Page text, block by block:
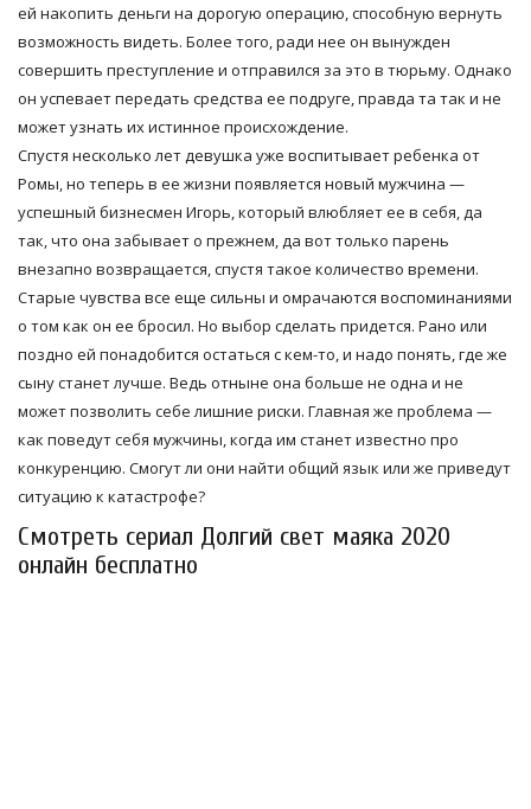
ей накопить деньги на дорогую операцию, способную вернуть
возможность видеть. Более того, ради нее он вынужден
совершить преступление и отправился за это в тюрьму. Однако
он успевает передать средства ее подруге, правда та так и не
может узнать их истинное происхождение.
Спустя несколько лет девушка уже воспитывает ребенка от
Ромы, но теперь в ее жизни появляется новый мужчина —
успешный бизнесмен Игорь, который влюбляет ее в себя, да
так, что она забывает о прежнем, да вот только парень
внезапно возвращается, спустя такое количество времени.
Старые чувства все еще сильны и омрачаются воспоминаниями
о том как он ее бросил. Но выбор сделать придется. Рано или
поздно ей понадобится остаться с кем-то, и надо понять, где же
сыну станет лучше. Ведь отныне она больше не одна и не
может позволить себе лишние риски. Главная же проблема —
как поведут себя мужчины, когда им станет известно про
конкуренцию. Смогут ли они найти общий язык или же приведут
ситуацию к катастрофе?
Смотреть сериал Долгий свет маяка 2020
онлайн бесплатно